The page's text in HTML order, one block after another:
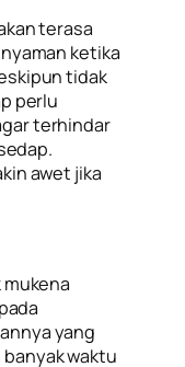
terasa
ketika
tidak
perlu
terhindar
awet jika
yang
waktu